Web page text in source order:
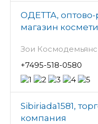
ОДЕТТА,
магазин
Зои
+7495-518-0580
Sibiriada1581,
компания